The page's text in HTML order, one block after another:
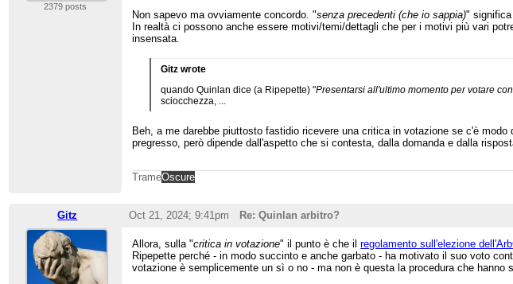
2379 posts
Non sapevo ma ovviamente concordo. "senza precedenti (che io sappia)"
In realtà ci possono anche essere motivi/temi/dettagli che per i motivi più vari
insensata.
Gitz wrote
quando Quinlan dice (a Ripepette) "Presentarsi all'ultimo momento per votare
sciocchezza, ...
Beh, a me darebbe piuttosto fastidio ricevere una critica in votazione se c'è
pregresso, però dipende dall'aspetto che si contesta, dalla domanda e dalla
TrameOscure
Gitz Oct 21, 2024; 9:41pm Re: Quinlan arbitro?
Allora, sulla "critica in votazione" il punto è che ilregolamento sull'elezione
Ripepette perché - in modo succinto e anche garbato - ha motivato il suo voto
votazione è semplicemente un sì o no - ma non è questa la procedura che hanno